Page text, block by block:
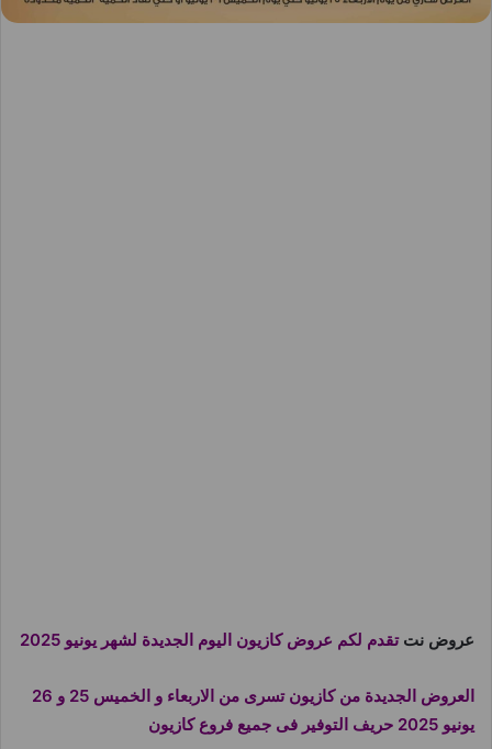
عروض نتتقدم لكم عروض كازيون اليوم الجديدة لشهر يونيو 2025
العروض الجديدة من كازيون تسرى من الاربعاء و الخميس 25 و 26
يونيو 2025 حريف التوفير فى جميع فروع كازيون